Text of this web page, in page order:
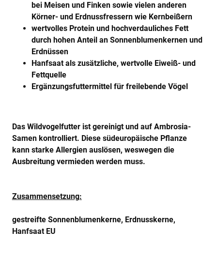
bei Meisen und Finken sowie vielen anderen
Körner- und Erdnussfressern wie Kernbeißern
wertvolles Protein und hochverdauliches Fett
durch hohen Anteil an Sonnenblumenkernen und
Erdnüssen
Hanfsaat als zusätzliche, wertvolle Eiweiß- und
Fettquelle
Ergänzungsfuttermittel für freilebende Vögel
Das Wildvogelfutter ist gereinigt und auf Ambrosia-
Samen kontrolliert. Diese südeuropäische Pflanze
kann starke Allergien auslösen, weswegen die
Ausbreitung vermieden werden muss.
Zusammensetzung:
gestreifte Sonnenblumenkerne, Erdnusskerne,
Hanfsaat EU